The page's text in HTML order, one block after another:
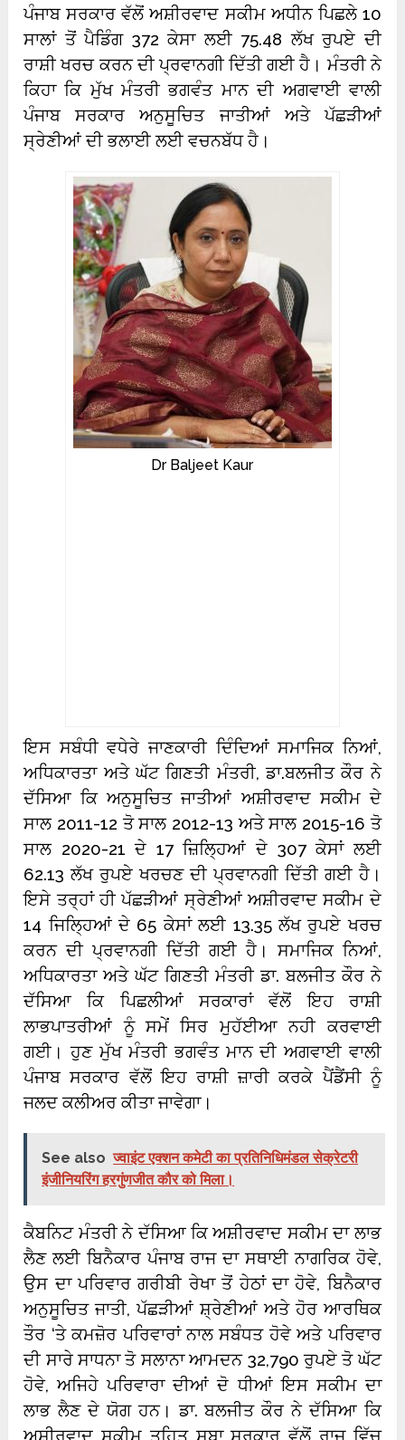
ਪੰਜਾਬ ਸਰਕਾਰ ਵੱਲੋਂ ਅਸ਼ੀਰਵਾਦ ਸਕੀਮ ਅਧੀਨ ਪਿਛਲੇ 10
ਸਾਲਾਂ ਤੋਂ ਪੈਡਿੰਗ 372 ਕੇਸਾ ਲਈ 75.48 ਲੱਖ ਰੁਪਏ ਦੀ
ਰਾਸ਼ੀ ਖਰਚ ਕਰਨ ਦੀ ਪ੍ਰਵਾਨਗੀ ਦਿੱਤੀ ਗਈ ਹੈ।ਮੰਤਰੀ ਨੇ
ਕਿਹਾ ਕਿ ਮੁੱਖ ਮੰਤਰੀ ਭਗਵੰਤ ਮਾਨ ਦੀ ਅਗਵਾਈ ਵਾਲੀ
ਪੰਜਾਬ ਸਰਕਾਰ ਅਨੁਸੂਚਿਤ ਜਾਤੀਆਂ ਅਤੇ ਪੱਛੜੀਆਂ
ਸ੍ਰੇਣੀਆਂ ਦੀ ਭਲਾਈ ਲਈ ਵਚਨਬੱਧ ਹੈ।
Dr Baljeet Kaur
ਇਸ ਸਬੰਧੀ ਵਧੇਰੇ ਜਾਣਕਾਰੀ ਦਿੰਦਿਆਂ ਸਮਾਜਿਕ ਨਿਆਂ,
ਅਧਿਕਾਰਤਾ ਅਤੇ ਘੱਟ ਗਿਣਤੀ ਮੰਤਰੀ, ਡਾ.ਬਲਜੀਤ ਕੌਰ ਨੇ
ਦੱਸਿਆ ਕਿ ਅਨੁਸੂਚਿਤ ਜਾਤੀਆਂ ਅਸ਼ੀਰਵਾਦ ਸਕੀਮ ਦੇ
ਸਾਲ 2011-12 ਤੋ ਸਾਲ 2012-13 ਅਤੇ ਸਾਲ 2015-16 ਤੋ
ਸਾਲ 2020-21 ਦੇ 17 ਜ਼ਿਲ੍ਹਿਆਂ ਦੇ 307 ਕੇਸਾਂ ਲਈ
62.13 ਲੱਖ ਰੁਪਏ ਖਰਚਣ ਦੀ ਪ੍ਰਵਾਨਗੀ ਦਿੱਤੀ ਗਈ ਹੈ।
ਇਸੇ ਤਰ੍ਹਾਂ ਹੀ ਪੱਛੜੀਆਂ ਸ੍ਰੇਣੀਆਂ ਅਸ਼ੀਰਵਾਦ ਸਕੀਮ ਦੇ
14 ਜਿਲ੍ਹਿਆਂ ਦੇ 65 ਕੇਸਾਂ ਲਈ 13.35 ਲੱਖ ਰੁਪਏ ਖਰਚ
ਕਰਨ ਦੀ ਪ੍ਰਵਾਨਗੀ ਦਿੱਤੀ ਗਈ ਹੈ।ਸਮਾਜਿਕ ਨਿਆਂ,
ਅਧਿਕਾਰਤਾ ਅਤੇ ਘੱਟ ਗਿਣਤੀ ਮੰਤਰੀ ਡਾ. ਬਲਜੀਤ ਕੌਰ ਨੇ
ਦੱਸਿਆ ਕਿ ਪਿਛਲੀਆਂ ਸਰਕਾਰਾਂ ਵੱਲੋਂ ਇਹ ਰਾਸ਼ੀ
ਲਾਭਪਾਤਰੀਆਂ ਨੂੰ ਸਮੇਂ ਸਿਰ ਮੁਹੱਈਆ ਨਹੀ ਕਰਵਾਈ
ਗਈ। ਹੁਣ ਮੁੱਖ ਮੰਤਰੀ ਭਗਵੰਤ ਮਾਨ ਦੀ ਅਗਵਾਈ ਵਾਲੀ
ਪੰਜਾਬ ਸਰਕਾਰ ਵੱਲੋਂ ਇਹ ਰਾਸ਼ੀ ਜ਼ਾਰੀ ਕਰਕੇ ਪੈਂਡੈਂਸੀ ਨੂੰ
ਜਲਦ ਕਲੀਅਰ ਕੀਤਾ ਜਾਵੇਗਾ।
See also ज्वाइंट एक्शन कमेटी का प्रतिनिधिमंडल सेक्रेटरी
इंजीनियरिंग हरगुंणजीत कौर को मिला।
ਕੈਬਨਿਟ ਮੰਤਰੀ ਨੇ ਦੱਸਿਆ ਕਿ ਅਸ਼ੀਰਵਾਦ ਸਕੀਮ ਦਾ ਲਾਭ
ਲੈਣ ਲਈ ਬਿਨੈਕਾਰ ਪੰਜਾਬ ਰਾਜ ਦਾ ਸਥਾਈ ਨਾਗਰਿਕ ਹੋਵੇ,
ਉਸ ਦਾ ਪਰਿਵਾਰ ਗਰੀਬੀ ਰੇਖਾ ਤੋਂ ਹੇਠਾਂ ਦਾ ਹੋਵੇ, ਬਿਨੈਕਾਰ
ਅਨੁਸੂਚਿਤ ਜਾਤੀ, ਪੱਛੜੀਆਂ ਸ਼੍ਰੇਣੀਆਂ ਅਤੇ ਹੋਰ ਆਰਥਿਕ
ਤੌਰ ‘ਤੇ ਕਮਜ਼ੋਰ ਪਰਿਵਾਰਾਂ ਨਾਲ ਸਬੰਧਤ ਹੋਵੇ ਅਤੇ ਪਰਿਵਾਰ
ਦੀ ਸਾਰੇ ਸਾਧਨਾ ਤੋ ਸਲਾਨਾ ਆਮਦਨ 32,790 ਰੁਪਏ ਤੋ ਘੱਟ
ਹੋਵੇ, ਅਜਿਹੇ ਪਰਿਵਾਰਾ ਦੀਆਂ ਦੋ ਧੀਆਂ ਇਸ ਸਕੀਮ ਦਾ
ਲਾਭ ਲੈਣ ਦੇ ਯੋਗ ਹਨ।ਡਾ. ਬਲਜੀਤ ਕੌਰ ਨੇ ਦੱਸਿਆ ਕਿ
ਅਸ਼ੀਰਵਾਦ ਸਕੀਮ ਤਹਿਤ ਸੂਬਾ ਸਰਕਾਰ ਵੱਲੋਂ ਰਾਜ ਵਿੱਚ